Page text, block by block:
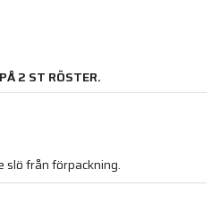
2 ST RÖSTER.
slö från förpackning.